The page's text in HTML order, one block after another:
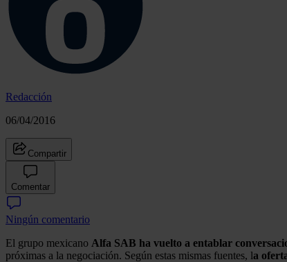
Redacción
06/04/2016
Compartir
Comentar
Ningún comentario
El grupo mexicano Alfa SAB ha vuelto a entablar
próximas a la negociación. Según estas mismas fuentes, la